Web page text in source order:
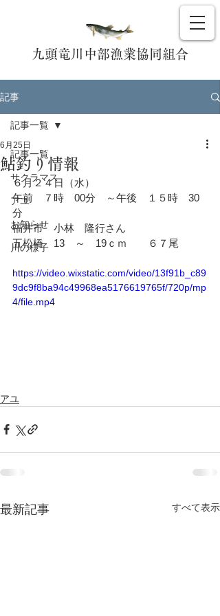
九頭竜川中部漁業協同組合
記事
記事一覧
サクラマス
アユ
お知らせ
川の様子
記事一覧
鮎釣り情報
6月25日
６月２４日（水）
午前　７時　00分　～午後　１５時　30
分
福井市　小林　隆行さん
五松橋　13　～　19ｃｍ　　６７尾
https://video.wixstatic.com/video/13f91b_c89
9dc9f8ba94c49968ea5176619765f/720p/mp
4/file.mp4
アユ
最新記事 すべて表示